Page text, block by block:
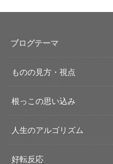
ブログテーマ
ものの見方・視点
根っこの思い込み
人生のアルゴリズム
好転反応